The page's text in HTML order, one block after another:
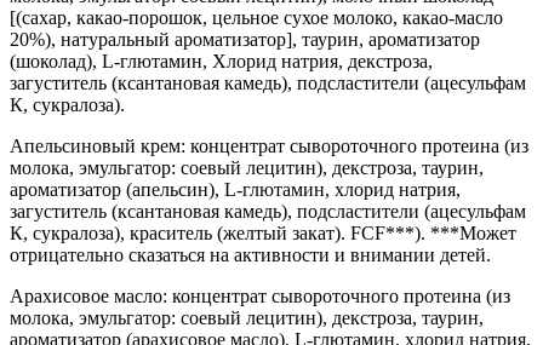
[(сахар, какао-порошок, цельное сухое молоко, какао-масло
20%), натуральный ароматизатор], таурин, ароматизатор
(шоколад), L-глютамин, Хлорид натрия, декстроза,
загуститель (ксантановая камедь), подсластители (ацесульфам
К, сукралоза).
Апельсиновый крем: концентрат сывороточного протеина (из
молока, эмульгатор: соевый лецитин), декстроза, таурин,
ароматизатор (апельсин), L-глютамин, хлорид натрия,
загуститель (ксантановая камедь), подсластители (ацесульфам
К, сукралоза), краситель (желтый закат). FCF***). ***Может
отрицательно сказаться на активности и внимании детей.
Арахисовое масло: концентрат сывороточного протеина (из
молока, эмульгатор: соевый лецитин), декстроза, таурин,
ароматизатор (арахисовое масло), L-глютамин, хлорид натрия,